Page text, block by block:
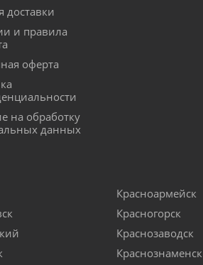
доставки
и правила
оферта
на обработку
данных
Красноармейск
Красногорск
Краснозаводск
Краснознаменск